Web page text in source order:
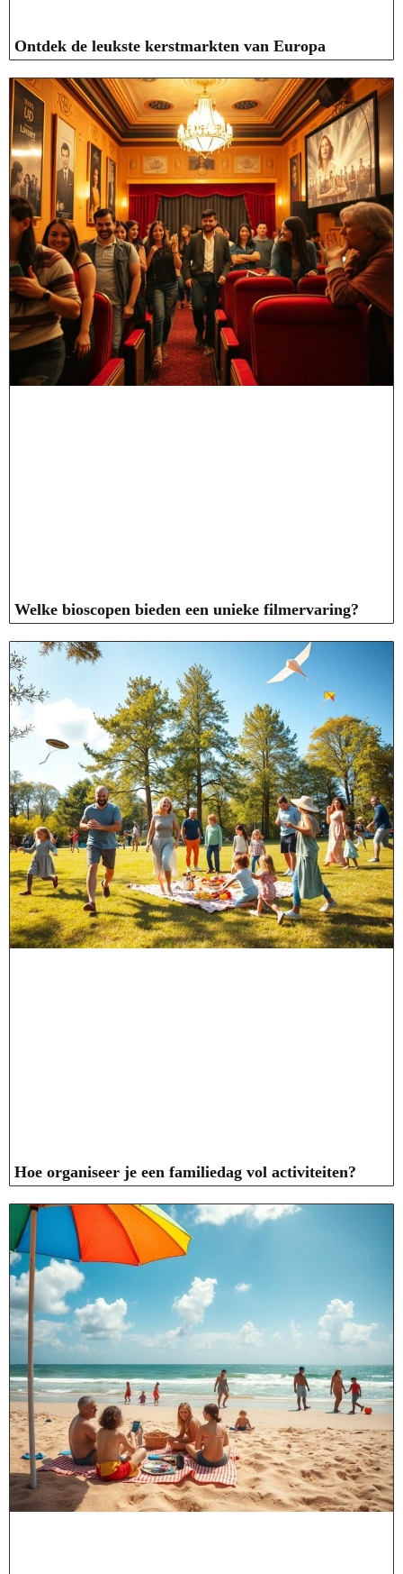
Ontdek de leukste kerstmarkten van Europa
Welke bioscopen bieden een unieke filmervaring?
Hoe organiseer je een familiedag vol activiteiten?